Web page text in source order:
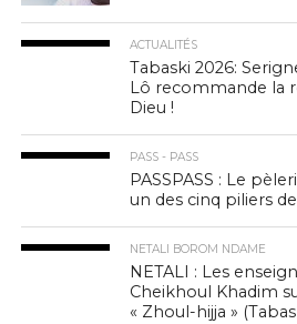
ACTUALITÉS
Tabaski 2026:
Lô recommande la
Dieu !
PASS - PASS
PASSPASS : Le
un des cinq piliers de
NETALI BOROM NDAME
NETALI : Les
Cheikhoul Khadim
« Zhoul-hijja »